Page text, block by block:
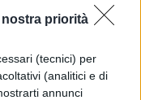
nostra priorità
(tecnici) per
(analitici e di
annunci
lo
la